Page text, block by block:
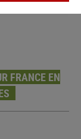
FRANCE EN